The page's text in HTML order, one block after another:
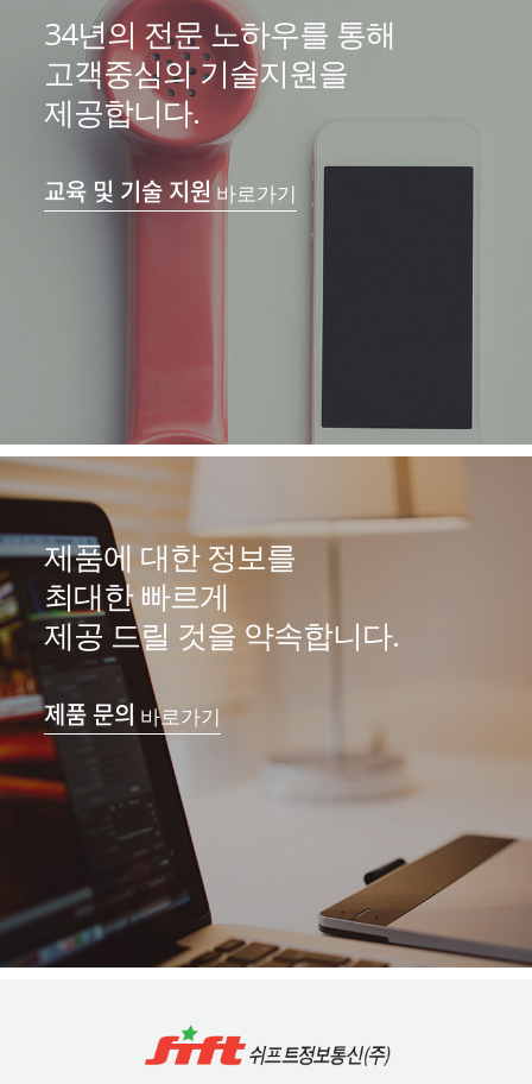
34년의 전문 노하우를 통해
고객중심의 기술지원을
제공합니다.
교육 및 기술 지원바로가기
제품에 대한 정보를
최대한 빠르게
제공 드릴 것을 약속합니다.
제품 문의 바로가기